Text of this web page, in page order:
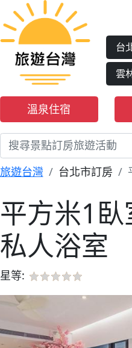
台
雲
溫泉住宿
旅遊台灣
台北市訂房
平方米1
私人浴室
星等: